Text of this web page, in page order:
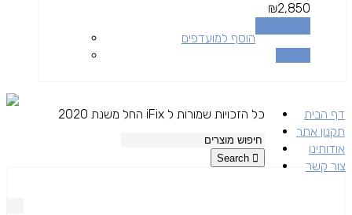
₪2,850
הוסף למועדפים
דף הבית
תקנון אתר
אודותינו
צור קשר
כל הזכויות שמורות ל iFix החל משנת 2020
Search